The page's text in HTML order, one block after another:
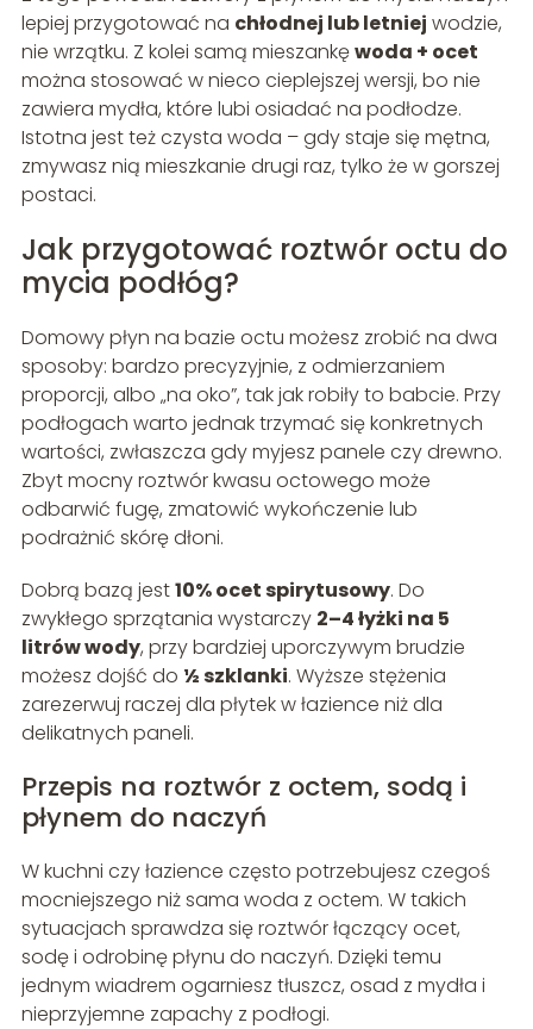
lepiej przygotować na chłodnej lub letniej wodzie,
nie wrzątku. Z kolei samą mieszankęwoda + ocet
można stosować w nieco cieplejszej wersji, bo nie
zawiera mydła, które lubi osiadać na podłodze.
Istotna jest też czysta woda – gdy staje się mętna,
zmywasz nią mieszkanie drugi raz, tylko że w gorszej
postaci.
Jak przygotować roztwór octu do
mycia podłóg?
Domowy płyn na bazie octu możesz zrobić na dwa
sposoby: bardzo precyzyjnie, z odmierzaniem
proporcji, albo „na oko”, tak jak robiły to babcie. Przy
podłogach warto jednak trzymać się konkretnych
wartości, zwłaszcza gdy myjesz panele czy drewno.
Zbyt mocny roztwór kwasu octowego może
odbarwić fugę, zmatowić wykończenie lub
podrażnić skórę dłoni.
Dobrą bazą jest10% ocet spirytusowy. Do
zwykłego sprzątania wystarczy 2–4 łyżki na 5
litrów wody, przy bardziej uporczywym brudzie
możesz dojść do ½ szklanki. Wyższe stężenia
zarezerwuj raczej dla płytek w łazience niż dla
delikatnych paneli.
Przepis na roztwór z octem, sodą i
płynem do naczyń
W kuchni czy łazience często potrzebujesz czegoś
mocniejszego niż sama woda z octem. W takich
sytuacjach sprawdza się roztwór łączący ocet,
sodę i odrobinę płynu do naczyń. Dzięki temu
jednym wiadrem ogarniesz tłuszcz, osad z mydła i
nieprzyjemne zapachy z podłogi.